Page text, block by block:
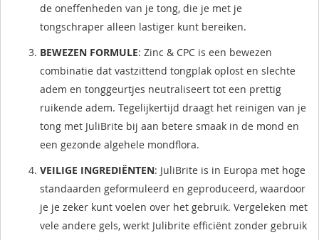
de oneffenheden van je tong, die je met je
tongschraper alleen lastiger kunt bereiken.
BEWEZEN FORMULE: Zinc & CPC is een bewezen
combinatie dat vastzittend tongplak oplost en slechte
adem en tonggeurtjes neutraliseert tot een prettig
ruikende adem. Tegelijkertijd draagt het reinigen van je
tong met JuliBrite bij aan betere smaak in de mond en
een gezonde algehele mondflora.
VEILIGE INGREDIËNTEN: JuliBrite is in Europa met hoge
standaarden geformuleerd en geproduceerd, waardoor
je je zeker kunt voelen over het gebruik. Vergeleken met
vele andere gels, werkt Julibrite efficiënt zonder gebruik